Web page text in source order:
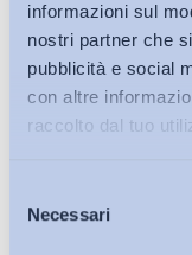
informazioni sul
nostri partner che
pubblicità e social
con altre
raccolto dal tuo
delNecessariBollettini ADAPT